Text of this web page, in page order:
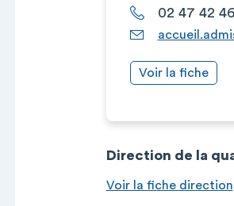
02 47 42
Voir la fiche
Direction de la
Voir la fiche direction